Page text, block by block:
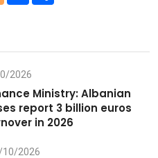
2026
Ministry: Albanian
report 3 billion euros
in 2026
10/2026